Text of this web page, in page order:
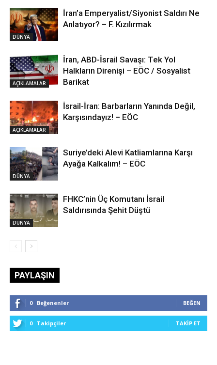
DÜNYA
İran’a Emperyalist/Siyonist Saldırı Ne
Anlatıyor? – F. Kızılırmak
AÇIKLAMALAR
İran, ABD-İsrail Savaşı: Tek Yol
Halkların Direnişi – EÖC / Sosyalist
Barikat
AÇIKLAMALAR
İsrail-İran: Barbarların Yanında Değil,
Karşısındayız! – EÖC
DÜNYA
Suriye’deki Alevi Katliamlarına Karşı
Ayağa Kalkalım! – EÖC
DÜNYA
FHKC’nin Üç Komutanı İsrail
Saldırısında Şehit Düştü
PAYLAŞIN
0 Beğenenler BEĞEN
0 Takipçiler TAKIP ET